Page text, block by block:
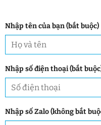
Nhập tên của bạn (bắt buộc)
Nhập số điện thoại (bắt
Nhập số Zalo (không bắt